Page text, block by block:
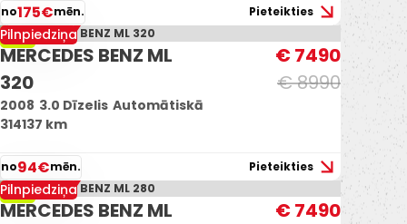
no175€mēn. Pieteikties
-17%
Pilnpiedziņa
MERCEDES BENZ ML
320
€ 8990
€ 7490
2008 3.0 Dīzelis Automātiskā
314137 km
no94€mēn. Pieteikties
-17%
Pilnpiedziņa
MERCEDES BENZ ML
€ 7490